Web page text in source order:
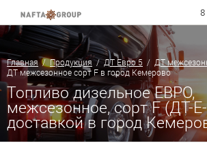
8
Главная/Продукция/ДТ Евро 5 / ДТ
ДТ межсезонное сорт F в город Кемерово
Топливо дизельное ЕВРО,
межсезонное, сорт F (ДТ-
доставкой в город